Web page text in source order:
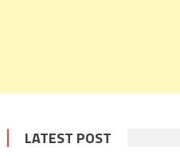
LATEST POST